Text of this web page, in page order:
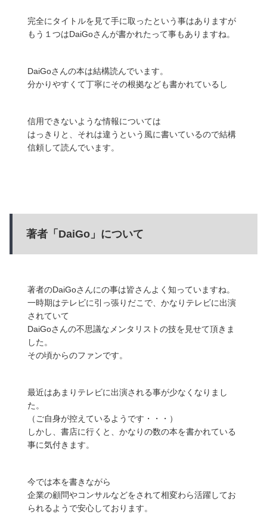
完全にタイトルを見て手に取ったという事はありますが
もう１つはDaiGoさんが書かれたって事もありますね。
DaiGoさんの本は結構読んでいます。
分かりやすくて丁寧にその根拠なども書かれているし
信用できないような情報については
はっきりと、それは違うという風に書いているので結構
信頼して読んでいます。
著者「DaiGo」について
著者のDaiGoさんにの事は皆さんよく知っていますね。
一時期はテレビに引っ張りだこで、かなりテレビに出演
されていて
DaiGoさんの不思議なメンタリストの技を見せて頂きま
した。
その頃からのファンです。
最近はあまりテレビに出演される事が少なくなりまし
た。
（ご自身が控えているようです・・・）
しかし、書店に行くと、かなりの数の本を書かれている
事に気付きます。
今では本を書きながら
企業の顧問やコンサルなどをされて相変わら活躍してお
られるようで安心しております。